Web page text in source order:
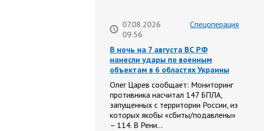
07.08.2026
09:56
Спецоперация
В ночь на 7 августа ВС РФ
нанесли удары по военным
объектам в 6 областях Украины
Олег Царев сообщает: Мониторинг
противника насчитал 147 БПЛА,
запущенных с территории России, из
которых якобы «сбиты/подавлены»
– 114. В Рени…